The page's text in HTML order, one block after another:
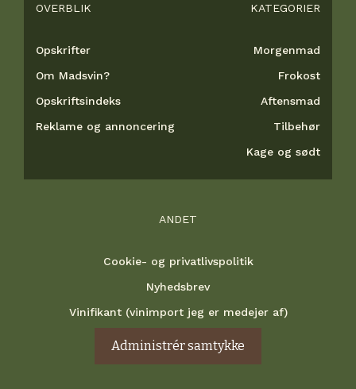
OVERBLIK
Opskrifter
Om Madsvin?
Opskriftsindeks
Reklame og annoncering
KATEGORIER
Morgenmad
Frokost
Aftensmad
Tilbehør
Kage og sødt
ANDET
Cookie- og privatlivspolitik
Nyhedsbrev
Vinifikant (vinimport jeg er medejer af)
Administrér samtykke